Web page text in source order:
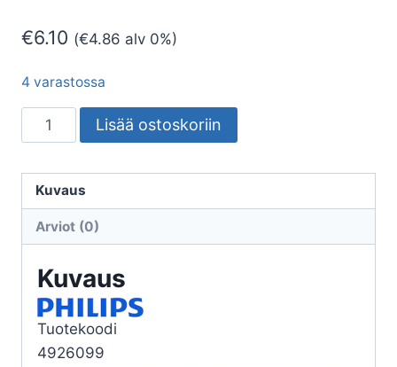
€6.10 (€4.86 alv 0%)
4 varastossa
LED-
PISTOKANTALAMPPU
G24D-
2
840
PLC
EM230V
määrä
Lisää ostoskoriin
Kuvaus
Arviot (0)
Kuvaus
Tuotekoodi
4926099